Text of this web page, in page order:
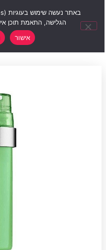
הגלישה, התאמת תוכן
אישור